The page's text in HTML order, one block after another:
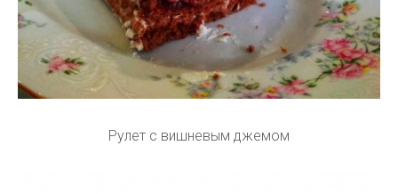
Рулет с вишневым джемом